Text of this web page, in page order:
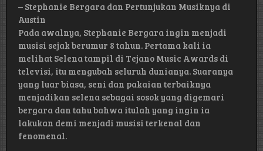
– Stephanie Bergara dan Pertunjukan Musiknya di
Austin
Pada awalnya, Stephanie Bergara ingin menjadi
musisi sejak berumur 8 tahun. Pertama kali ia
melihat Selena tampil di Tejano Music Awards di
televisi, itu mengubah seluruh dunianya. Suaranya
yang luar biasa, seni dan pakaian terbaiknya
menjadikan selena sebagai sosok yang digemari
bergara dan tahu bahwa itulah yang ingin ia
lakukan demi menjadi musisi terkenal dan
fenomenal.